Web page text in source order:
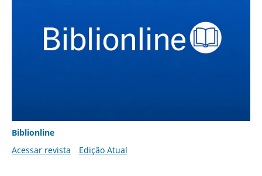
Biblionline
Acessar revista
Edição Atual